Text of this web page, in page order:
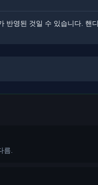
영된 것일 수 있습니다.
름.